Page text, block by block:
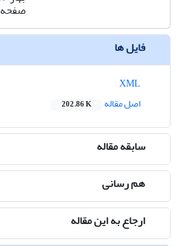
صفحه
فایل ها
اصل مقاله
202.86 K
سابقه مقاله
هم رسانی
ارجاع به این مقاله